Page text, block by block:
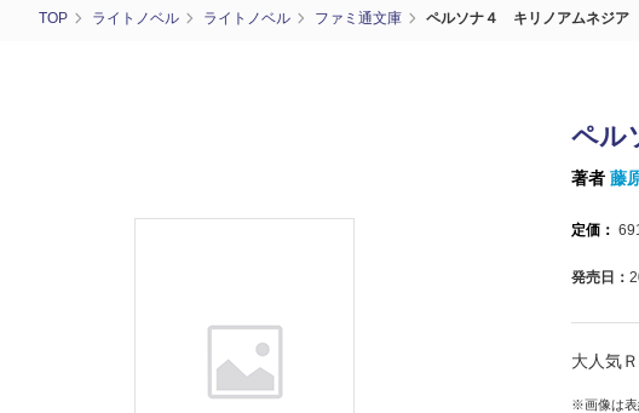
TOP ライトノベル ライトノベル ファミ通文庫 ペルソナ４ キリノアムネジア
ペル
著者 藤
定価：
発売日：
大人気
※画像は表